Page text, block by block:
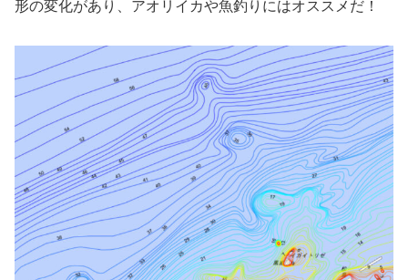
形の変化があり、アオリイカや魚釣りにはオススメだ！